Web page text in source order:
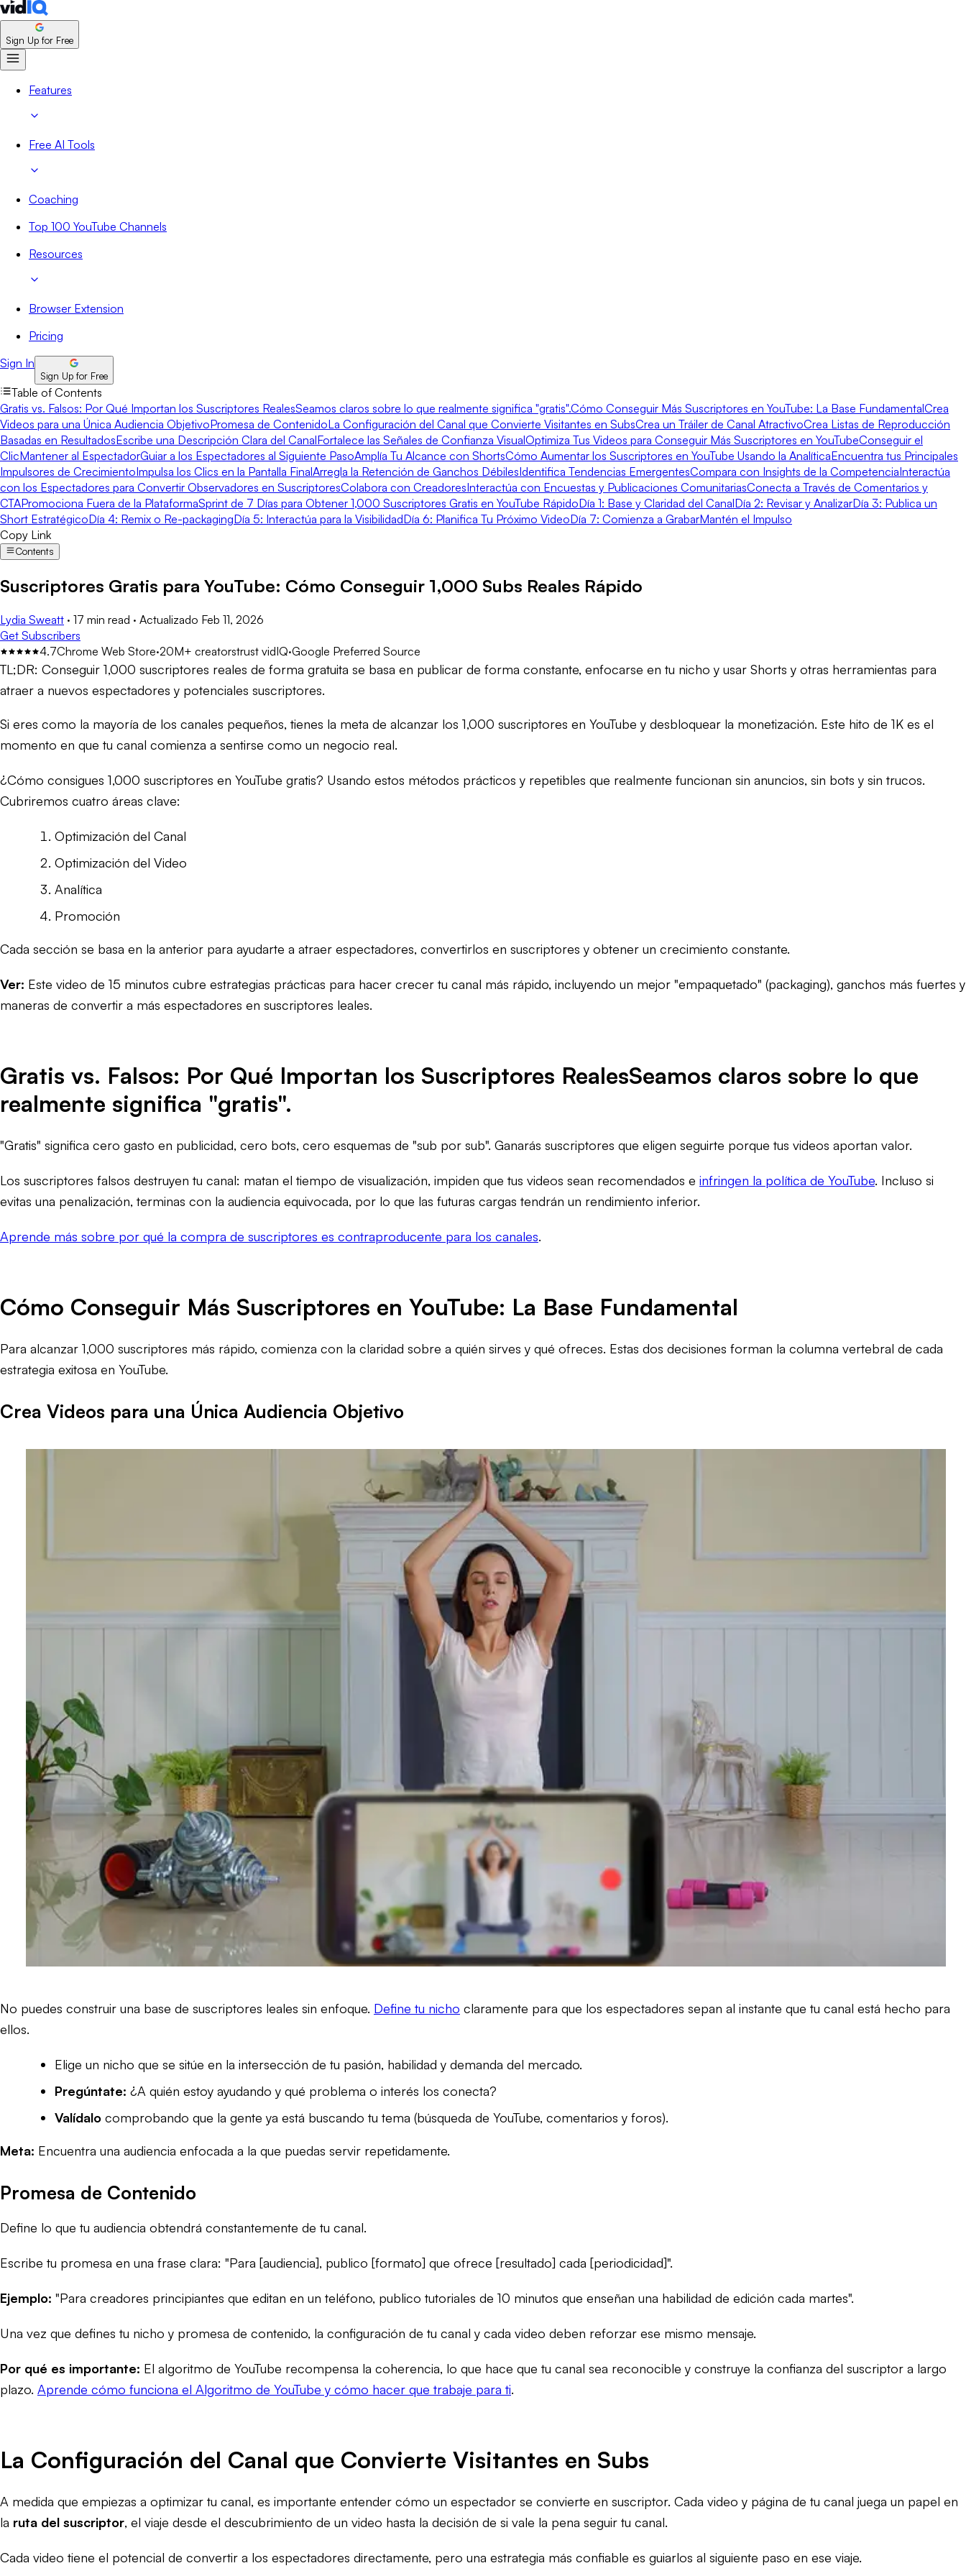
Sign Up for Free
Features
Free AI Tools
Coaching
Top 100 YouTube Channels
Resources
Browser Extension
Pricing
Sign In
Sign Up for Free
Table of Contents
Gratis vs. Falsos: Por Qué Importan los Suscriptores RealesSeamos claros sobre lo que realmente significa "gratis".Cómo Conseguir Más Suscriptores en YouTube: La Base FundamentalCrea
Videos para una Única Audiencia ObjetivoPromesa de ContenidoLa Configuración del Canal que Convierte Visitantes en SubsCrea un Tráiler de Canal AtractivoCrea Listas de Reproducción
Basadas en ResultadosEscribe una Descripción Clara del CanalFortalece las Señales de Confianza VisualOptimiza Tus Videos para Conseguir Más Suscriptores en YouTubeConseguir el
ClicMantener al EspectadorGuiar a los Espectadores al Siguiente PasoAmplía Tu Alcance con ShortsCómo Aumentar los Suscriptores en YouTube Usando la AnalíticaEncuentra tus Principales
Impulsores de CrecimientoImpulsa los Clics en la Pantalla FinalArregla la Retención de Ganchos DébilesIdentifica Tendencias EmergentesCompara con Insights de la CompetenciaInteractúa
con los Espectadores para Convertir Observadores en SuscriptoresColabora con CreadoresInteractúa con Encuestas y Publicaciones ComunitariasConecta a Través de Comentarios y
CTAPromociona Fuera de la PlataformaSprint de 7 Días para Obtener 1,000 Suscriptores Gratis en YouTube RápidoDía 1: Base y Claridad del CanalDía 2: Revisar y AnalizarDía 3: Publica un
Short EstratégicoDía 4: Remix o Re-packagingDía 5: Interactúa para la VisibilidadDía 6: Planifica Tu Próximo VideoDía 7: Comienza a GrabarMantén el Impulso
Copy Link
Contents
Suscriptores Gratis para YouTube: Cómo Conseguir 1,000 Subs Reales Rápido
Lydia Sweatt · 17 min read · Actualizado Feb 11, 2026
Get Subscribers
4.7Chrome Web Store·20M+ creatorstrust vidIQ·Google Preferred Source
TL;DR: Conseguir 1,000 suscriptores reales de forma gratuita se basa en publicar de forma constante, enfocarse en tu nicho y usar Shorts y otras herramientas para
atraer a nuevos espectadores y potenciales suscriptores.
Si eres como la mayoría de los canales pequeños, tienes la meta de alcanzar los 1,000 suscriptores en YouTube y desbloquear la monetización. Este hito de 1K es el
momento en que tu canal comienza a sentirse como un negocio real.
¿Cómo consigues 1,000 suscriptores en YouTube gratis? Usando estos métodos prácticos y repetibles que realmente funcionan sin anuncios, sin bots y sin trucos.
Cubriremos cuatro áreas clave:
Optimización del Canal
Optimización del Video
Analítica
Promoción
Cada sección se basa en la anterior para ayudarte a atraer espectadores, convertirlos en suscriptores y obtener un crecimiento constante.
Ver: Este video de 15 minutos cubre estrategias prácticas para hacer crecer tu canal más rápido, incluyendo un mejor "empaquetado" (packaging), ganchos más fuertes y
maneras de convertir a más espectadores en suscriptores leales.
Gratis vs. Falsos: Por Qué Importan los Suscriptores RealesSeamos claros sobre lo que
realmente significa "gratis".
"Gratis" significa cero gasto en publicidad, cero bots, cero esquemas de "sub por sub". Ganarás suscriptores que eligen seguirte porque tus videos aportan valor.
Los suscriptores falsos destruyen tu canal: matan el tiempo de visualización, impiden que tus videos sean recomendados e infringen la política de YouTube. Incluso si
evitas una penalización, terminas con la audiencia equivocada, por lo que las futuras cargas tendrán un rendimiento inferior.
Aprende más sobre por qué la compra de suscriptores es contraproducente para los canales.
Cómo Conseguir Más Suscriptores en YouTube: La Base Fundamental
Para alcanzar 1,000 suscriptores más rápido, comienza con la claridad sobre a quién sirves y qué ofreces. Estas dos decisiones forman la columna vertebral de cada
estrategia exitosa en YouTube.
Crea Videos para una Única Audiencia Objetivo
No puedes construir una base de suscriptores leales sin enfoque. Define tu nicho claramente para que los espectadores sepan al instante que tu canal está hecho para
ellos.
Elige un nicho que se sitúe en la intersección de tu pasión, habilidad y demanda del mercado.
Pregúntate: ¿A quién estoy ayudando y qué problema o interés los conecta?
Valídalo comprobando que la gente ya está buscando tu tema (búsqueda de YouTube, comentarios y foros).
Meta: Encuentra una audiencia enfocada a la que puedas servir repetidamente.
Promesa de Contenido
Define lo que tu audiencia obtendrá constantemente de tu canal.
Escribe tu promesa en una frase clara: "Para [audiencia], publico [formato] que ofrece [resultado] cada [periodicidad]".
Ejemplo: "Para creadores principiantes que editan en un teléfono, publico tutoriales de 10 minutos que enseñan una habilidad de edición cada martes".
Una vez que defines tu nicho y promesa de contenido, la configuración de tu canal y cada video deben reforzar ese mismo mensaje.
Por qué es importante: El algoritmo de YouTube recompensa la coherencia, lo que hace que tu canal sea reconocible y construye la confianza del suscriptor a largo
plazo. Aprende cómo funciona el Algoritmo de YouTube y cómo hacer que trabaje para ti.
La Configuración del Canal que Convierte Visitantes en Subs
A medida que empiezas a optimizar tu canal, es importante entender cómo un espectador se convierte en suscriptor. Cada video y página de tu canal juega un papel en
la ruta del suscriptor, el viaje desde el descubrimiento de un video hasta la decisión de si vale la pena seguir tu canal.
Cada video tiene el potencial de convertir a los espectadores directamente, pero una estrategia más confiable es guiarlos al siguiente paso en ese viaje.